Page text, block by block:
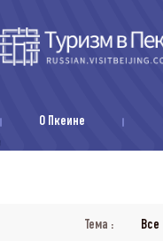
О Пкеине
Тема : Все